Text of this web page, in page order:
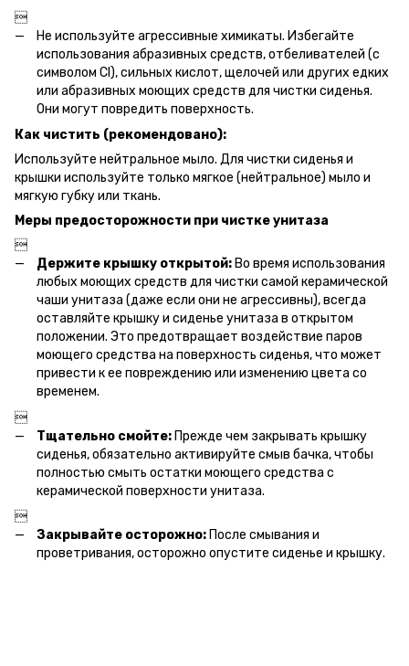

Не используйте агрессивные химикаты. Избегайте
использования абразивных средств, отбеливателей (с
символом Cl), сильных кислот, щелочей или других едких
или абразивных моющих средств для чистки сиденья.
Они могут повредить поверхность.
Как чистить (рекомендовано):
Используйте нейтральное мыло. Для чистки сиденья и
крышки используйте только мягкое (нейтральное) мыло и
мягкую губку или ткань.
Меры предосторожности при чистке унитаза

Держите крышку открытой: Во время использования
любых моющих средств для чистки самой керамической
чаши унитаза (даже если они не агрессивны), всегда
оставляйте крышку и сиденье унитаза в открытом
положении. Это предотвращает воздействие паров
моющего средства на поверхность сиденья, что может
привести к ее повреждению или изменению цвета со
временем.

Тщательно смойте: Прежде чем закрывать крышку
сиденья, обязательно активируйте смыв бачка, чтобы
полностью смыть остатки моющего средства с
керамической поверхности унитаза.

Закрывайте осторожно: После смывания и
проветривания, осторожно опустите сиденье и крышку.